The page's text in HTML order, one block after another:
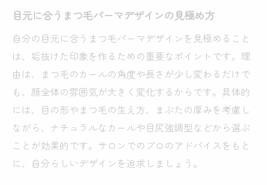
目元に合うまつ毛パーマデザインの見極め方
自分の目元に合うまつ毛パーマデザインを見極めること
は、垢抜けた印象を作るための重要なポイントです。理
由は、まつ毛のカールの角度や長さが少し変わるだけで
も、顔全体の雰囲気が大きく変化するからです。具体的
には、目の形やまつ毛の生え方、まぶたの厚みを考慮し
ながら、ナチュラルなカールや目尻強調型などから選ぶ
ことが効果的です。サロンでのプロのアドバイスをもと
に、自分らしいデザインを追求しましょう。